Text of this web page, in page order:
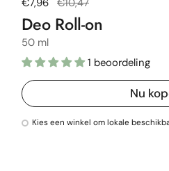
Deo Roll-on
50 ml
1 beoordeling
Nu
Kies een winkel om lokale